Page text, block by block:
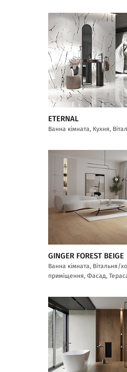
ETERNAL
Ванна кімната, Кухня,
GINGER FOREST BEIGE
Ванна кімната, Вітальня/
приміщення, Фасад,